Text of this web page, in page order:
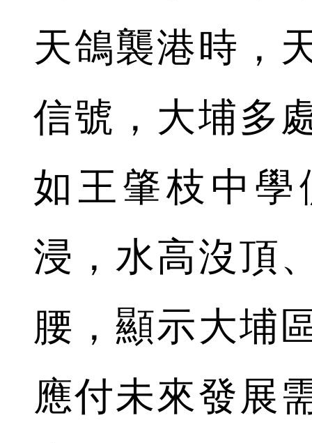
天鴿襲港時，
信號，大埔多
如王肇枝中
浸，水高沒頂
腰，顯示大埔
應付未來發展